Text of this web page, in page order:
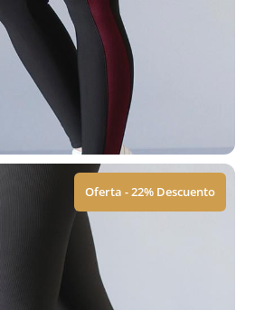
Leggings | ACM
579.00 449.00
Ver Tallas
Oferta - 22% Descuento